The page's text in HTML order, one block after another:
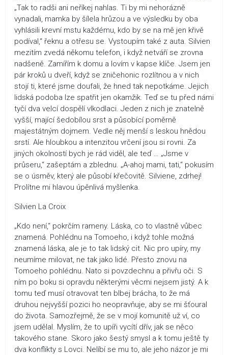
„Tak to radši ani neříkej nahlas. Ti by mi nehorázně
vynadali, mamka by šílela hrůzou a ve výsledku by oba
vyhlásili krevní mstu každému, kdo by se na mě jen křivě
podíval,“ řeknu a otřesu se. Vystoupím také z auta. Silvien
mezitím zvedá někomu telefon, i když netváří se zrovna
nadšeně. Zamířím k domu a lovím v kapse klíče. Jsem jen
pár kroků u dveří, když se zničehonic rozlítnou a v nich
stojí ti, které jsme doufali, že hned tak nepotkáme. Jejich
lidská podoba lze spatřit jen okamžik. Teď se tu před námi
tyčí dva velcí dospělí vlkodlaci. Jeden z nich je znatelně
vyšší, mající šedobílou srst a působící poměrně
majestátným dojmem. Vedle něj menší s leskou hnědou
srstí. Ale hloubkou a intenzitou vrčení jsou si rovni. Za
jiných okolností bych je rád viděl, ale teď … „Jsme v
průseru,“ zašeptám a zblednu. „A-ahoj mami, tati,“ pokusím
se o úsměv, který ale působí křečovitě. Silviene, zdrhej!
Prolítne mi hlavou úpěnlivá myšlenka.
Silvien La Croix
„Kdo není,“ pokrčím rameny. Láska, co to vlastně vůbec
znamená. Pohlédnu na Tomoeho, i když tohle možná
znamená láska, ale je to tak lidský cit. Nic pro upíry, my
neumíme milovat, ne tak jako lidé. Přesto znovu na
Tomoeho pohlédnu. Nato si povzdechnu a přivřu oči. S
ním po boku si opravdu některými věcmi nejsem jistý. A k
tomu teď musí otravovat ten blbej brácha, to že má
druhou nejvyšší pozici ho neopravňuje, aby se mi šťoural
do života. Samozřejmě, že se v mojí komunitě už ví, co
jsem udělal. Myslím, že to upíři vycítí dřív, jak se něco
takového stane. Skoro jako šestý smysl a k tomu ještě ty
dva konflikty s Lovci. Nelíbí se mu to, ale jeho názor je mi